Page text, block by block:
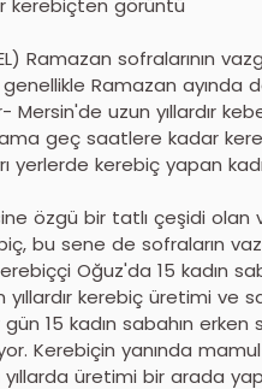
kerebiçten görüntü
Ramazan sofralarının
Ramazan
Mersin'de uzun yıllardır
geç saatlere kadar
yerlerde kerebiç yapan
özgü bir tatlı çeşidi
bu sene de sofraların
Oğuz'da 15 kadın
yıllardır kerebiç üretimi ve
gün 15 kadın sabahın
Kerebiçin yanında
yıllarda üretimi bir arada